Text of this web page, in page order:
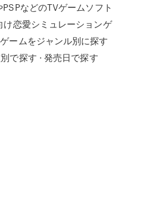
などのTVゲームソフト
恋愛シミュレーションゲ
ームをジャンル別に探す
で探す · 発売日で探す